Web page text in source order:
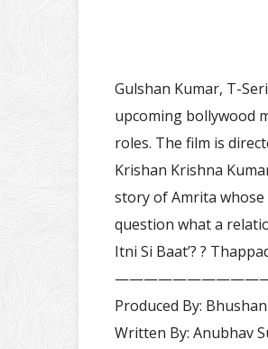
Gulshan Kumar, T-
upcoming bollywood
roles. The film is
Krishan Krishna
story of Amrita
question what a
Itni Si Baat’? ?
Produced By:
Written By: Anubhav